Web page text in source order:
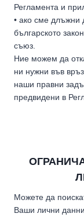
Регламента и
• ако сме длъжни
българското
съюз.
Ние можем да
ни нужни във
наши правни
предвидени в
Можете да
Ваши лични